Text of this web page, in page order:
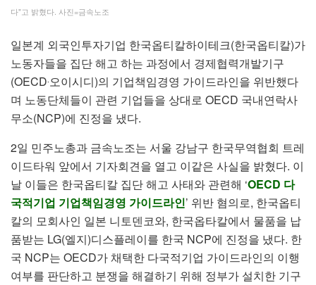
다"고 밝혔다. 사진=금속노조
일본계 외국인투자기업 한국옵티칼하이테크(한국옵티칼)가
노동자들을 집단 해고 하는 과정에서 경제협력개발기구
(OECD‧오이시디)의 기업책임경영 가이드라인을 위반했다
며 노동단체들이 관련 기업들을 상대로 OECD 국내연락사
무소(NCP)에 진정을 냈다.
2일 민주노총과 금속노조는 서울 강남구 한국무역협회 트레
이드타워 앞에서 기자회견을 열고 이같은 사실을 밝혔다. 이
날 이들은 한국옵티칼 집단 해고 사태와 관련해 ‘OECD 다
국적기업 기업책임경영 가이드라인’ 위반 혐의로, 한국옵티
칼의 모회사인 일본 니토덴코와, 한국옵타칼에서 물품을 납
품받는 LG(엘지)디스플레이를 한국 NCP에 진정을 냈다. 한
국 NCP는 OECD가 채택한 다국적기업 가이드라인의 이행
여부를 판단하고 분쟁을 해결하기 위해 정부가 설치한 기구